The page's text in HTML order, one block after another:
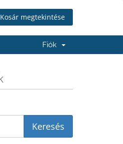
Kosár megtekintése
Fiók